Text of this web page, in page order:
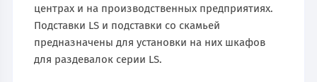
центрах и на производственных предприятиях.
Подставки LS и подставки со скамьей
предназначены для установки на них шкафов
для раздевалок серии LS.